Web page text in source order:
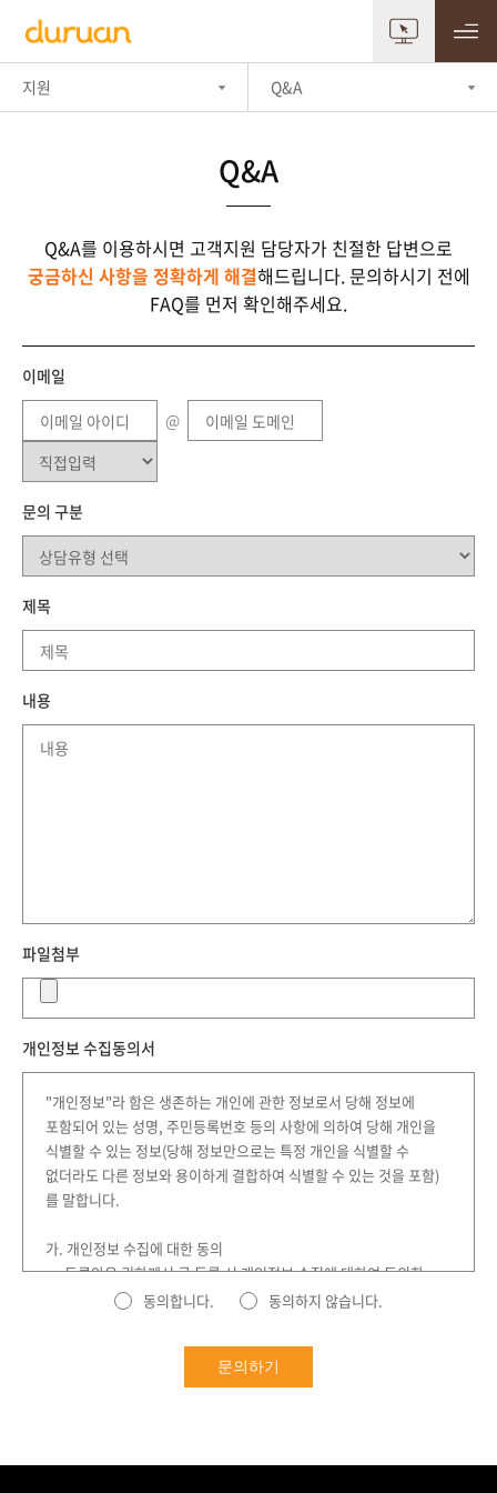
지원 Q&A
Q&A
Q&A를 이용하시면 고객지원 담당자가 친절한 답변으로
궁금하신 사항을 정확하게 해결해드립니다.문의하시기 전에
FAQ를 먼저 확인해주세요.
이메일
@
문의 구분
제목
내용
파일첨부
개인정보 수집동의서
"개인정보"라 함은 생존하는 개인에 관한 정보로서 당해 정보에
포함되어 있는 성명, 주민등록번호 등의 사항에 의하여 당해 개인을
식별할 수 있는 정보(당해 정보만으로는 특정 개인을 식별할 수
없더라도 다른 정보와 용이하게 결합하여 식별할 수 있는 것을 포함)
를 말합니다.
가. 개인정보 수집에 대한 동의
• 두루안은 귀하께서 글 등록 시 개인정보 수집에 대하여 동의한
것으로 간주합니다.
나. 수집하는 개인정보 항목 및 이용목적
• 두루안은 상담 및 문의사항 접수를 위해 아래와 같은 개인정보를
- 이름, 이메일, 연락처, 주민등록번호, 주소, 학력사항 등 심사에
동의합니다. 동의하지 않습니다.
문의하기